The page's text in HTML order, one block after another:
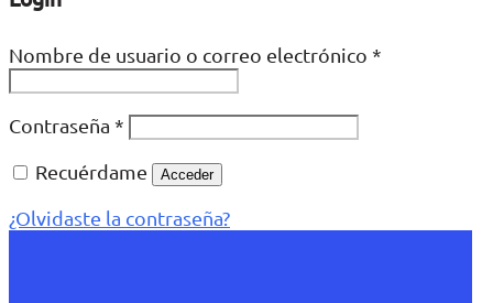
Nombre de usuario o correo electrónico *
Contraseña *
Recuérdame
Acceder
¿Olvidaste la contraseña?